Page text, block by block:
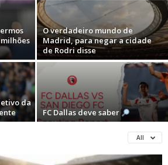
O verdadeiro mundo de
Madrid, para negar a cidade
de Rodri disse
da
FC Dallas deve saber
All